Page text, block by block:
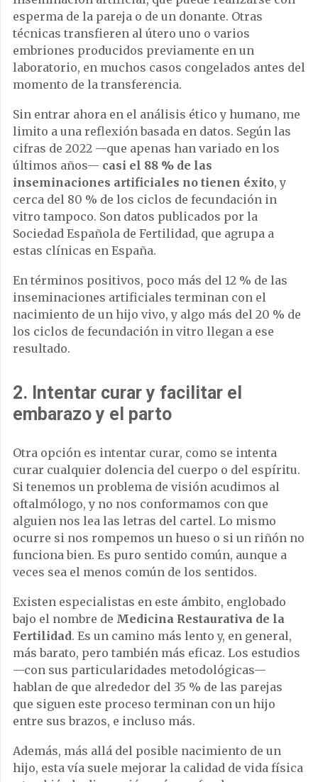
esperma de la pareja o de un donante. Otras
técnicas transfieren al útero uno o varios
embriones producidos previamente en un
laboratorio, en muchos casos congelados antes del
momento de la transferencia.
Sin entrar ahora en el análisis ético y humano, me
limito a una reflexión basada en datos. Según las
cifras de 2022 —que apenas han variado en los
últimos años— casi el 88 % de las
inseminaciones artificiales no tienen éxito, y
cerca del 80 % de los ciclos de fecundación in
vitro tampoco. Son datos publicados por la
Sociedad Española de Fertilidad, que agrupa a
estas clínicas en España.
En términos positivos, poco más del 12 % de las
inseminaciones artificiales terminan con el
nacimiento de un hijo vivo, y algo más del 20 % de
los ciclos de fecundación in vitro llegan a ese
resultado.
2. Intentar curar y facilitar el
embarazo y el parto
Otra opción es intentar curar, como se intenta
curar cualquier dolencia del cuerpo o del espíritu.
Si tenemos un problema de visión acudimos al
oftalmólogo, y no nos conformamos con que
alguien nos lea las letras del cartel. Lo mismo
ocurre si nos rompemos un hueso o si un riñón no
funciona bien. Es puro sentido común, aunque a
veces sea el menos común de los sentidos.
Existen especialistas en este ámbito, englobado
bajo el nombre de Medicina Restaurativa de la
Fertilidad. Es un camino más lento y, en general,
más barato, pero también más eficaz. Los estudios
—con sus particularidades metodológicas—
hablan de que alrededor del 35 % de las parejas
que siguen este proceso terminan con un hijo
entre sus brazos, e incluso más.
Además, más allá del posible nacimiento de un
hijo, esta vía suele mejorar la calidad de vida física